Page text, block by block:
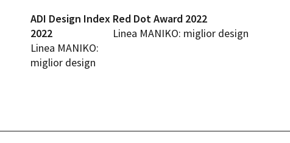
ADI Design Index
2022
Linea MANIKO:
miglior design
Red Dot Award 2022
Linea MANIKO: miglior design